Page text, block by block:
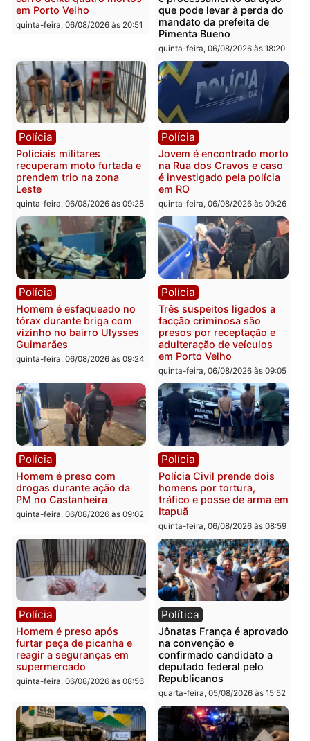
Polícia
Homem é encontrado
morto em residência no
bairro Colina Park em RO
sexta-feira, 07/08/2026 às 09:30
Polícia
Polícia Militar apreende
explosivos e
durante patrulhamento
fluvial no Rio Madeira em
Porto Velho
sexta-feira, 07/08/2026 às
Polícia
Tragédia na BR-364:
colisão entre caminhão e
carro deixa quatro mortos
em Porto Velho
quinta-feira, 06/08/2026 às 20:51
Política
Ministro Dias Tofolli , do
TSE, determina
e processamento da
que pode levar à perda
mandato da prefeita de
Pimenta Bueno
quinta-feira, 06/08/2026 às
Polícia
Policiais militares
recuperam moto furtada e
prendem trio na zona
Leste
quinta-feira, 06/08/2026 às 09:28
Polícia
Jovem é encontrado
na Rua dos Cravos e
é investigado pela
em RO
quinta-feira, 06/08/2026 às
Polícia
Homem é esfaqueado no
tórax durante briga com
vizinho no bairro Ulysses
Guimarães
quinta-feira, 06/08/2026 às 09:24
Polícia
Três suspeitos ligados a
facção criminosa são
presos por receptação e
adulteração de veículos
em Porto Velho
quinta-feira, 06/08/2026 às